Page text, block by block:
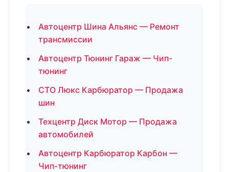
Автоцентр Шина Альянс — Ремонт
трансмиссии
Автоцентр Тюнинг Гараж — Чип-
тюнинг
СТО Люкс Карбюратор — Продажа
шин
Техцентр Диск Мотор — Продажа
автомобилей
Автоцентр Карбюратор Карбон —
Чип-тюнинг